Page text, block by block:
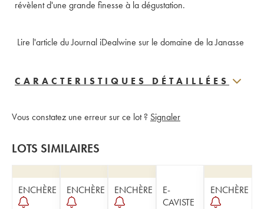
révèlent d'une grande finesse à la dégustation.
Lire l'article du Journal iDealwine sur le domaine de la Janasse
CARACTERISTIQUES DÉTAILLÉES
Vous constatez une erreur sur ce lot ? Signaler
LOTS SIMILAIRES
ENCHÈRE ENCHÈRE ENCHÈRE
E-
CAVISTE
ENCHÈRE